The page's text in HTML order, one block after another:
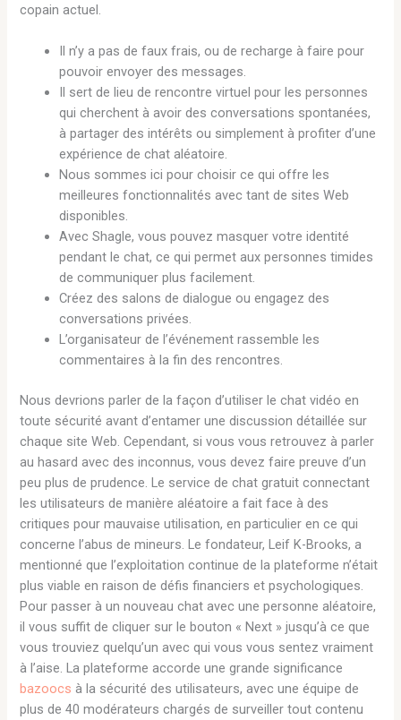
copain actuel.
Il n’y a pas de faux frais, ou de recharge à faire pour
pouvoir envoyer des messages.
Il sert de lieu de rencontre virtuel pour les personnes
qui cherchent à avoir des conversations spontanées,
à partager des intérêts ou simplement à profiter d’une
expérience de chat aléatoire.
Nous sommes ici pour choisir ce qui offre les
meilleures fonctionnalités avec tant de sites Web
disponibles.
Avec Shagle, vous pouvez masquer votre identité
pendant le chat, ce qui permet aux personnes timides
de communiquer plus facilement.
Créez des salons de dialogue ou engagez des
conversations privées.
L’organisateur de l’événement rassemble les
commentaires à la fin des rencontres.
Nous devrions parler de la façon d’utiliser le chat vidéo en
toute sécurité avant d’entamer une discussion détaillée sur
chaque site Web. Cependant, si vous vous retrouvez à parler
au hasard avec des inconnus, vous devez faire preuve d’un
peu plus de prudence. Le service de chat gratuit connectant
les utilisateurs de manière aléatoire a fait face à des
critiques pour mauvaise utilisation, en particulier en ce qui
concerne l’abus de mineurs. Le fondateur, Leif K-Brooks, a
mentionné que l’exploitation continue de la plateforme n’était
plus viable en raison de défis financiers et psychologiques.
Pour passer à un nouveau chat avec une personne aléatoire,
il vous suffit de cliquer sur le bouton « Next » jusqu’à ce que
vous trouviez quelqu’un avec qui vous vous sentez vraiment
à l’aise. La plateforme accorde une grande significance
bazoocs à la sécurité des utilisateurs, avec une équipe de
plus de 40 modérateurs chargés de surveiller tout contenu